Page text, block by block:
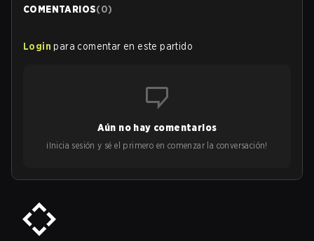
COMENTARIOS(0)
Login para comentar en este partido
Aún no hay comentarios
¡Inicia sesión y sé el primero en comenzar la conversación!